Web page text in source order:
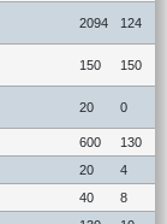
2094 124
150 150
20 0
600
130
20
4
40
8